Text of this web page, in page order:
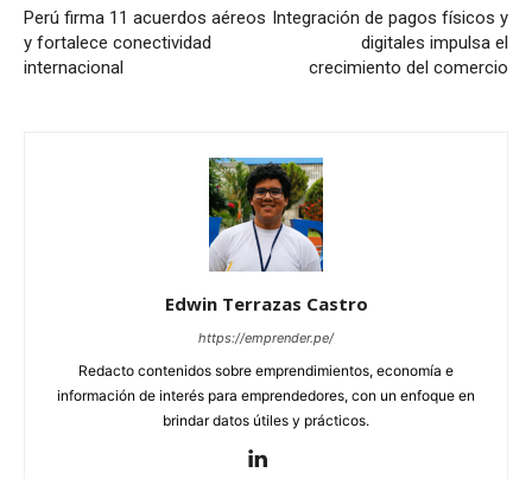
Perú firma 11 acuerdos aéreos
y fortalece conectividad
internacional
Integración de pagos físicos y
digitales impulsa el
crecimiento del comercio
Edwin Terrazas Castro
https://emprender.pe/
Redacto contenidos sobre emprendimientos, economía e
información de interés para emprendedores, con un enfoque en
brindar datos útiles y prácticos.